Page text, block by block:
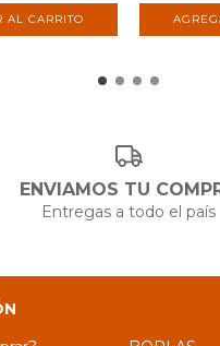
AL CARRITO
ENVIAMOS TU
Entregas a todo el país